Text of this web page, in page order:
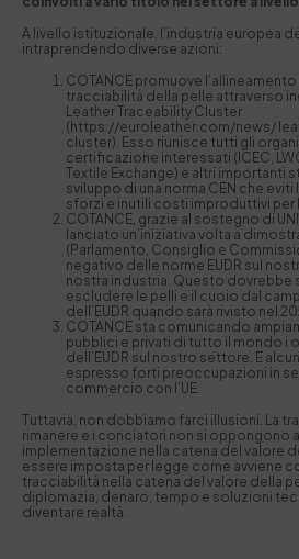
A livello istituzionale, l’industria europea
intraprendendo diverse azioni:
COTANCE promuove
tracciabilità della pelle attraverso
Leather Traceability Cluster
(https://euroleather.com/news/
cluster). Esso riunisce tutti gli
certificazione interessati (ICEC,
Textile Exchange) e altri importanti
sviluppo di una norma CEN che
sforzi e inutili costi improduttivi per
COTANCE, grazie al sostegno di
lanciato un’iniziativa volta a
(Parlamento, Consiglio e
negativo delle norme EUDR sul
nostra industria. Questo dovrebbe
escludere le pelli e il cuoio dal
dell’EUDR quando sarà rivisto nel
COTANCE sta comunicando
pubblici e privati di tutto il mondo i
dell’EUDR sul nostro settore. E
espresso forti preoccupazioni in
commercio con l’UE.
Tuttavia, non dobbiamo farci illusioni. La
rimanere e i conciatori non si oppongono
implementazione nella catena del valore
essere imposta per legge come avviene
tracciabilità nella catena del valore della
diplomazia, denaro, tempo e soluzioni
diventare realtà.